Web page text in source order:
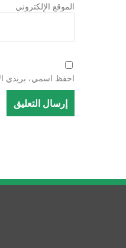
الموقع الإلكتروني
احفظ اسمي، بريدي